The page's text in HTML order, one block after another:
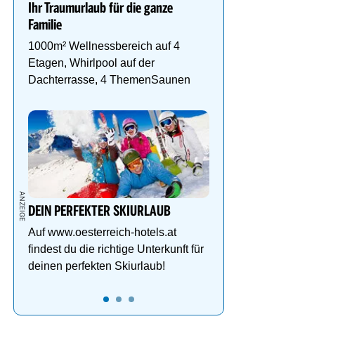
Ihr Traumurlaub für die ganze
Familie
1000m² Wellnessbereich auf 4
Etagen, Whirlpool auf der
Dachterrasse, 4 ThemenSaunen
DEIN PERFEKTER SKIURLAUB
Auf www.oesterreich-hotels.at
findest du die richtige Unterkunft für
deinen perfekten Skiurlaub!